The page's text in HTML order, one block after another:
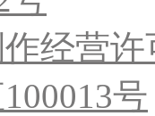
经营
号